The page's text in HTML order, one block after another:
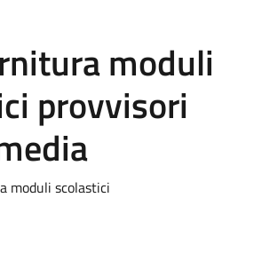
moduli
provvisori
moduli scolastici